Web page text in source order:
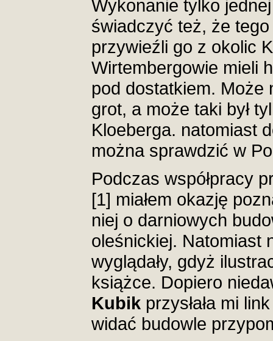
Wykonanie tylko
świadczyć też, że tego
przywieźli go z okolic
Wirtembergowie mieli
pod dostatkiem. Może
grot, a może taki był
Kloeberga. natomiast
można sprawdzić w
Podczas współpracy
[1] miałem okazję
niej o darniowych
oleśnickiej. Natomiast
wyglądały, gdyż
książce. Dopiero
Kubik przysłała mi
widać budowle